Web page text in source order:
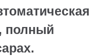
полный